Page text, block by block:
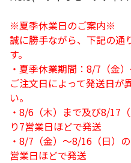
※夏季休業日のご案内※
誠に勝手ながら、下記の通
す。
・夏季休業期間：8/7（金）
ご注文日によって発送日が
い。
・8/6（木）まで及び8/17
り7営業日ほどで発送
・8/7（金）～8/16（日）
営業日ほどで発送